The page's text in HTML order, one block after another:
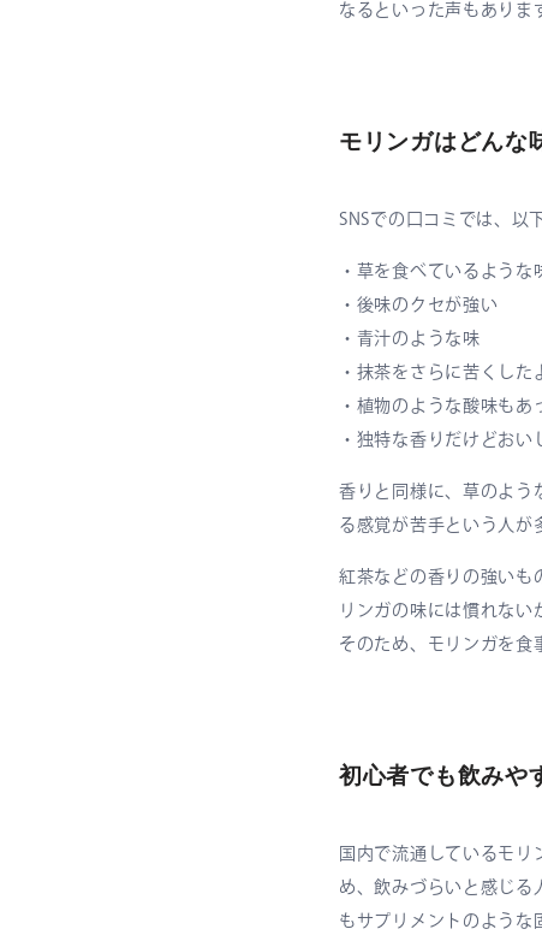
なるといった声もありま
モリンガはどんな
SNSでの口コミでは、以
・草を食べているような
・後味のクセが強い
・青汁のような味
・抹茶をさらに苦くした
・植物のような酸味も
・独特な香りだけどおい
香りと同様に、草のよう
る感覚が苦手という人が
紅茶などの香りの強いも
リンガの味には慣れない
そのため、モリンガを食
初心者でも飲みや
国内で流通しているモ
め、飲みづらいと感じ
もサプリメントのような